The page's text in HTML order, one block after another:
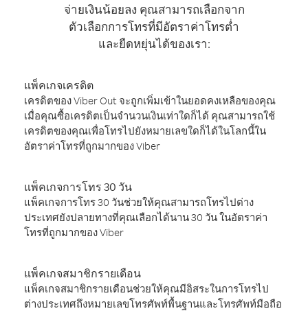
จ่ายเงินน้อยลง คุณสามารถเลือกจาก
ตัวเลือกการโทรที่มีอัตราค่าโทรต่ำ
และยืดหยุ่นได้ของเรา:
แพ็คเกจเครดิต
เครดิตของ Viber Out จะถูกเพิ่มเข้าในยอดคงเหลือของคุณ
เมื่อคุณซื้อเครดิตเป็นจำนวนเงินเท่าใดก็ได้ คุณสามารถใช้
เครดิตของคุณเพื่อโทรไปยังหมายเลขใดก็ได้ในโลกนี้ใน
อัตราค่าโทรที่ถูกมากของ Viber
แพ็คเกจการโทร 30 วัน
แพ็คเกจการโทร 30 วันช่วยให้คุณสามารถโทรไปต่าง
ประเทศยังปลายทางที่คุณเลือกได้นาน 30 วัน ในอัตราค่า
โทรที่ถูกมากของ Viber
แพ็คเกจสมาชิกรายเดือน
แพ็คเกจสมาชิกรายเดือนช่วยให้คุณมีอิสระในการโทรไป
ต่างประเทศถึงหมายเลขโทรศัพท์พื้นฐานและโทรศัพท์มือถือ